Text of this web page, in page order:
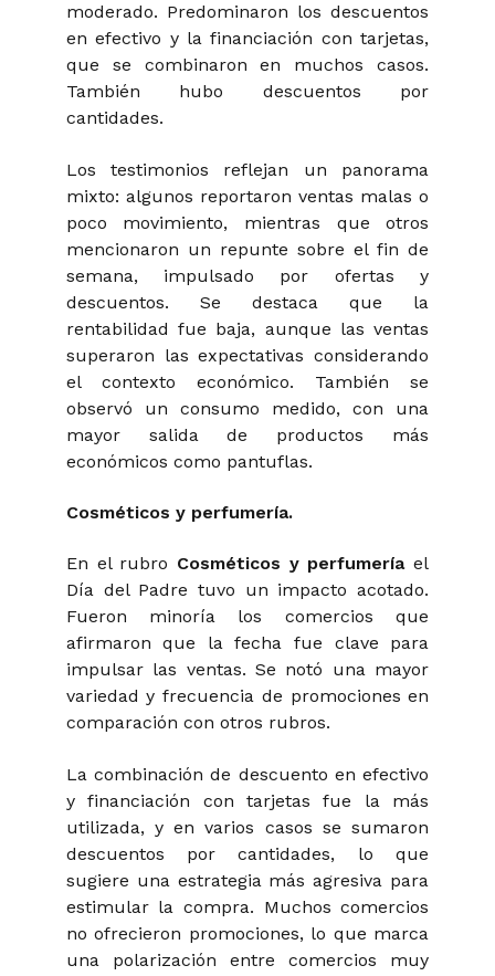
moderado. Predominaron los descuentos
en efectivo y la financiación con tarjetas,
que se combinaron en muchos casos.
También hubo descuentos por
cantidades.
Los testimonios reflejan un panorama
mixto: algunos reportaron ventas malas o
poco movimiento, mientras que otros
mencionaron un repunte sobre el fin de
semana, impulsado por ofertas y
descuentos. Se destaca que la
rentabilidad fue baja, aunque las ventas
superaron las expectativas considerando
el contexto económico. También se
observó un consumo medido, con una
mayor salida de productos más
económicos como pantuflas.
Cosméticos y perfumería.
En el rubro Cosméticos y perfumeríael
Día del Padre tuvo un impacto acotado.
Fueron minoría los comercios que
afirmaron que la fecha fue clave para
impulsar las ventas. Se notó una mayor
variedad y frecuencia de promociones en
comparación con otros rubros.
La combinación de descuento en efectivo
y financiación con tarjetas fue la más
utilizada, y en varios casos se sumaron
descuentos por cantidades, lo que
sugiere una estrategia más agresiva para
estimular la compra. Muchos comercios
no ofrecieron promociones, lo que marca
una polarización entre comercios muy